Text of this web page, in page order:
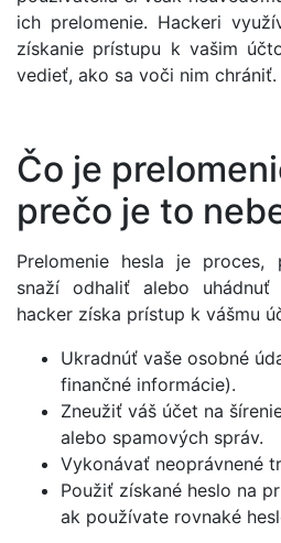
ich prelomenie. Hackeri
získanie prístupu k vašim
vedieť, ako sa voči nim chrániť.
Čo je
prečo je to
Prelomenie hesla je
snaží odhaliť alebo uhádnuť
hacker získa prístup k vášmu
Ukradnúť vaše osobné
finančné informácie).
Zneužiť váš účet na
alebo spamových správ.
Vykonávať neoprávnené
Použiť získané heslo na
ak používate rovnaké